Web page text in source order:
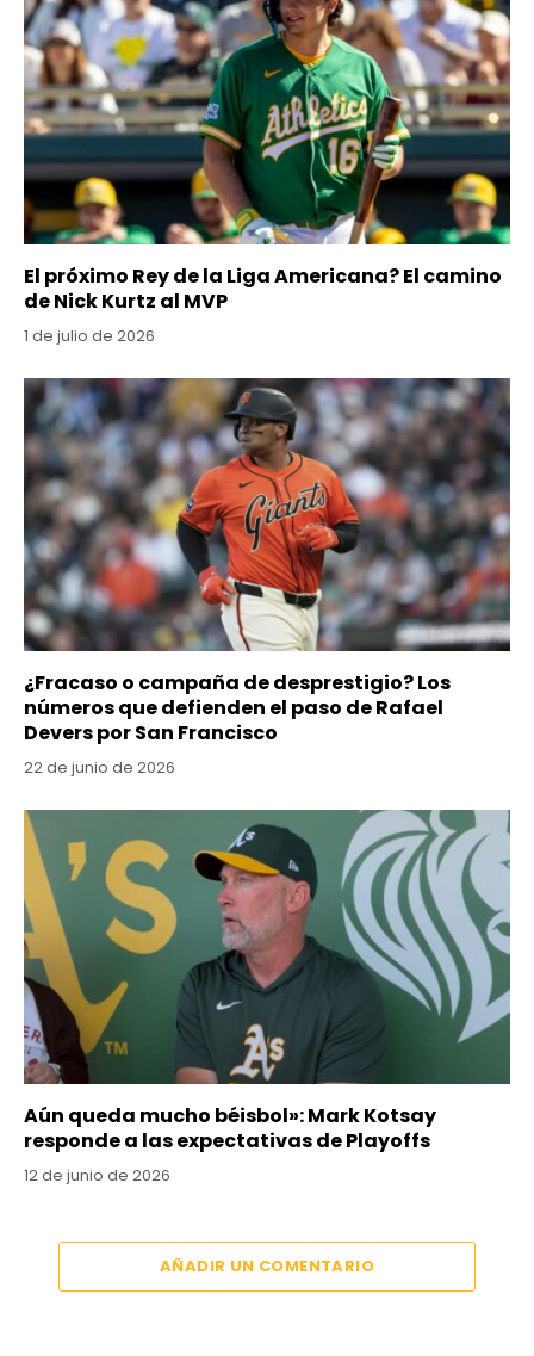
El próximo Rey de la Liga Americana? El camino
de Nick Kurtz al MVP
1 de julio de 2026
¿Fracaso o campaña de desprestigio? Los
números que defienden el paso de Rafael
Devers por San Francisco
22 de junio de 2026
Aún queda mucho béisbol»: Mark Kotsay
responde a las expectativas de Playoffs
12 de junio de 2026
AÑADIR UN COMENTARIO